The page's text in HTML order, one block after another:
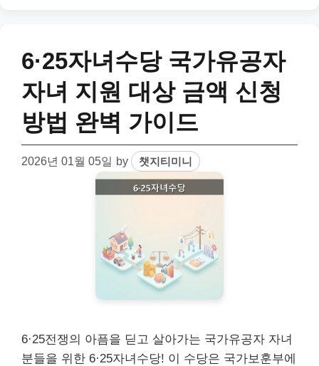
6·25자녀수당 국가유공자
자녀 지원 대상 금액 신청
방법 완벽 가이드
2026년 01월 05일 by 챗지티미니
6·25전쟁의 아픔을 딛고 살아가는 국가유공자 자녀
분들을 위한 6·25자녀수당! 이 수당은 국가보훈부에